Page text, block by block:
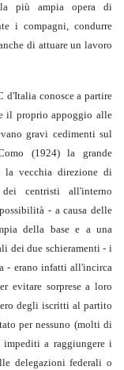
più ampia opera di
i compagni, condurre
di attuare un lavoro
d'Italia conosce a partire
il proprio appoggio alle
gravi cedimenti sul
(1924) la grande
la vecchia direzione di
centristi all'interno
- a causa delle
della base e a una
dei due schieramenti - i
- erano infatti all'incirca
evitare sorprese a loro
degli iscritti al partito
per nessuno (molti di
impediti a raggiungere i
delegazioni federali o